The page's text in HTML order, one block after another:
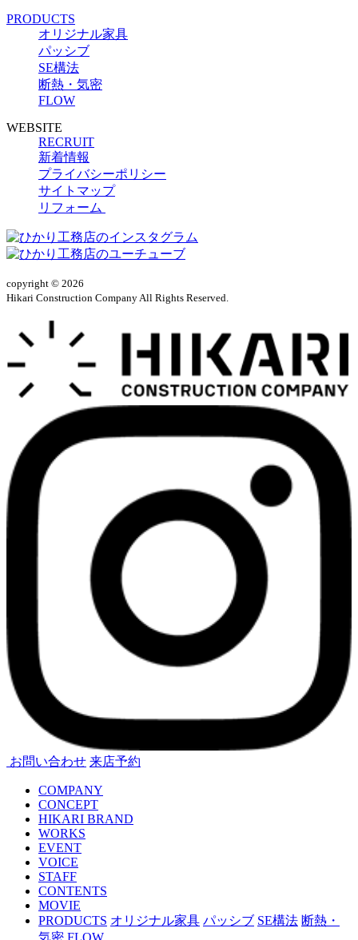
PRODUCTS
オリジナル家具
パッシブ
SE構法
断熱・気密
FLOW
WEBSITE
RECRUIT
新着情報
プライバシーポリシー
サイトマップ
リフォーム
copyright © 2026
Hikari Construction Company All Rights Reserved.
お問い合わせ 来店予約
COMPANY
CONCEPT
HIKARI BRAND
WORKS
EVENT
VOICE
STAFF
CONTENTS
MOVIE
PRODUCTS オリジナル家具 パッシブ SE構法 断熱・
気密 FLOW